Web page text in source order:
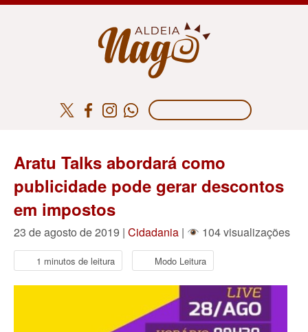
Aratu Talks abordará como
publicidade pode gerar descontos
em impostos
23 de agosto de 2019 | Cidadania | 104 visualizações
1 minutos de leitura Modo Leitura